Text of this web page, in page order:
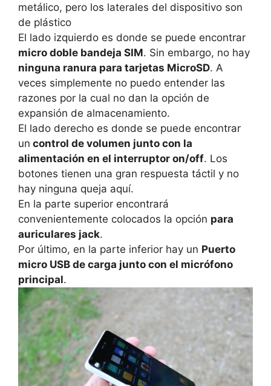
metálico, pero los laterales del dispositivo son
de plástico
El lado izquierdo es donde se puede encontrar
micro doble bandeja SIM. Sin embargo, no hay
ninguna ranura para tarjetas MicroSD. A
veces simplemente no puedo entender las
razones por la cual no dan la opción de
expansión de almacenamiento.
El lado derecho es donde se puede encontrar
un control de volumen junto con la
alimentación en el interruptor on/off. Los
botones tienen una gran respuesta táctil y no
hay ninguna queja aquí.
En la parte superior encontrará
convenientemente colocados la opción para
auriculares jack.
Por último, en la parte inferior hay un Puerto
micro USB de carga junto con el micrófono
principal.